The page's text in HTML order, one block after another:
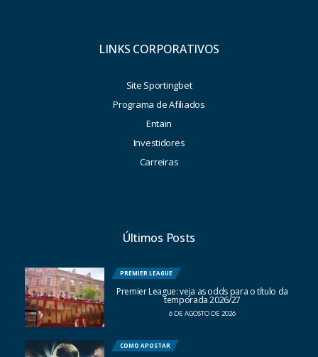
LINKS CORPORATIVOS
Site Sportingbet
Programa de Afiliados
Entain
Investidores
Carreiras
Últimos Posts
PREMIER LEAGUE
Premier League: veja as odds para o título da
temporada 2026/27
6 DE AGOSTO DE 2026
COMO APOSTAR